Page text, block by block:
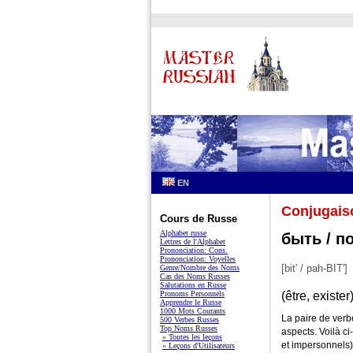
EN
быть /
[bit' / pah-BIT']
(être, exister)
La paire de
aspects. Voilà
et
Cours de Russe
Alphabet russe
Lettres de l'Alphabet
Prononciation: Cons.
Prononciation: Voyelles
Genre/Nombre des Noms
Cas des Noms Russes
Salutations en Russe
Pronoms Personnels
Apprendre le Russe
1000 Mots Courants
500 Verbes Russes
Top Noms Russes
» Toutes les leçons
» Leçons d'Utilisateurs